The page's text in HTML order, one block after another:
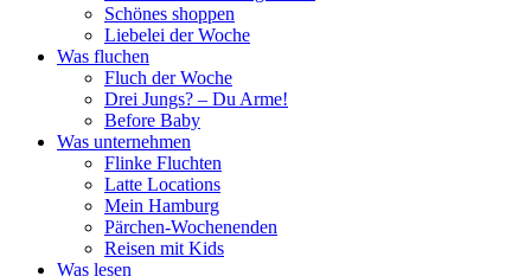
Schönes shoppen
Liebelei der Woche
Was fluchen
Fluch der Woche
Drei Jungs? – Du Arme!
Before Baby
Was unternehmen
Flinke Fluchten
Latte Locations
Mein Hamburg
Pärchen-Wochenenden
Reisen mit Kids
Was lesen